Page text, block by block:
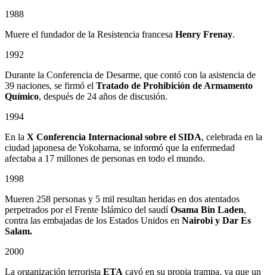
1988
Muere el fundador de la Resistencia francesa Henry Frenay.
1992
Durante la Conferencia de Desarme, que contó con la asistencia de
39 naciones, se firmó el Tratado de Prohibición de Armamento
Químico, después de 24 años de discusión.
1994
En la X Conferencia Internacional sobre el SIDA, celebrada en la
ciudad japonesa de Yokohama, se informó que la enfermedad
afectaba a 17 millones de personas en todo el mundo.
1998
Mueren 258 personas y 5 mil resultan heridas en dos atentados
perpetrados por el Frente Islámico del saudíOsama Bin Laden,
contra las embajadas de los Estados Unidos en Nairobi y Dar Es
Salam.
2000
La organización terrorista ETA cayó en su propia trampa, ya que un